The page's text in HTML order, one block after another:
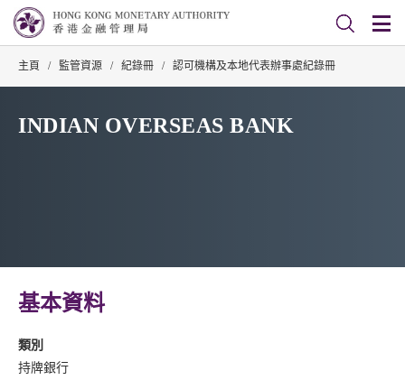
主頁 / 監管資源 / 紀錄冊 / 認可機構及本地代表辦事處紀錄冊
INDIAN OVERSEAS BANK
基本資料
類別
持牌銀行